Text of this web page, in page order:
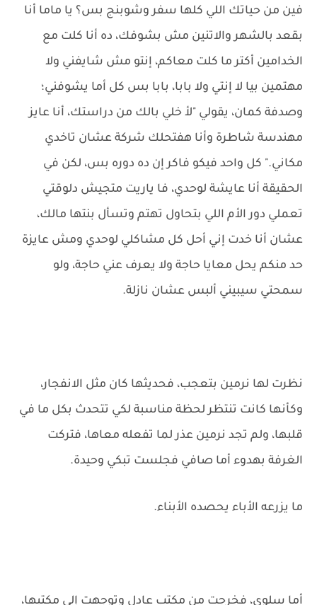
فين من حياتك اللي كلها سفر وشوبنج بس؟ يا ماما أنا
بقعد بالشهر والاتنين مش بشوفك، ده أنا كلت مع
الخدامين أكتر ما كلت معاكم، إنتو مش شايفني ولا
مهتمين بيا لا إنتي ولا بابا، بابا بس كل أما يشوفني؛
وصدفة كمان، يقولي "لأ خلي بالك من دراستك، أنا عايز
مهندسة شاطرة وأنا هفتحلك شركة عشان تاخدي
مكاني." كل واحد فيكو فاكر إن ده دوره بس، لكن في
الحقيقة أنا عايشة لوحدي، فا ياريت متجيش دلوقتي
تعملي دور الأم اللي بتحاول تهتم وتسأل بنتها مالك،
عشان أنا خدت إني أحل كل مشاكلي لوحدي ومش عايزة
حد منكم يحل معايا حاجة ولا يعرف عني حاجة، ولو
سمحتي سيبيني ألبس عشان نازلة.
نظرت لها نرمين بتعجب، فحديثها كان مثل الانفجار،
وكأنها كانت تنتظر لحظة مناسبة لكي تتحدث بكل ما في
قلبها، ولم تجد نرمين عذر لما تفعله معاها، فتركت
الغرفة بهدوء أما صافي فجلست تبكي وحيدة.
ما يزرعه الأباء يحصده الأبناء.
أما سلوى، فخرجت من مكتب عادل وتوجهت إلى مكتبها،